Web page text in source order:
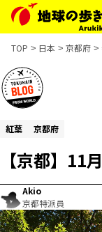
TOP 日本 京都府
紅葉 京都府
【京都】11
Akio
京都特派員